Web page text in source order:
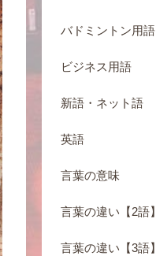
バドミントン用語
ビジネス用語
新語・ネット語
英語
言葉の意味
言葉の違い【2語】
言葉の違い【3語】